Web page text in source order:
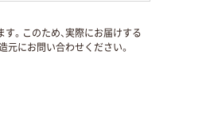
す。このため、実際にお届けする
元にお問い合わせください。